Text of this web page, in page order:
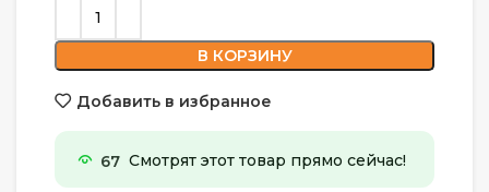
В КОРЗИНУ
Добавить в избранное
67 Смотрят этот товар прямо сейчас!